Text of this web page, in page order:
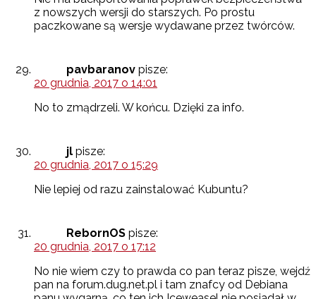
z nowszych wersji do starszych. Po prostu
paczkowane są wersje wydawane przez twórców.
pavbaranov pisze:
20 grudnia, 2017 o 14:01
No to zmądrzeli. W końcu. Dzięki za info.
jl pisze:
20 grudnia, 2017 o 15:29
Nie lepiej od razu zainstalować Kubuntu?
RebornOS pisze:
20 grudnia, 2017 o 17:12
No nie wiem czy to prawda co pan teraz pisze, wejdź
pan na forum.dug.net.pl i tam znafcy od Debiana